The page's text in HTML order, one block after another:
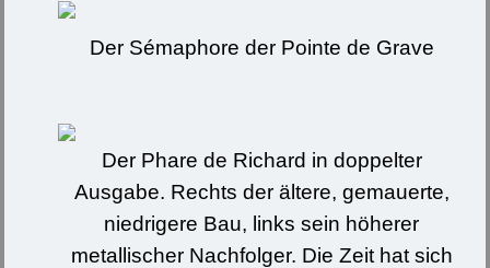
Der Sémaphore der Pointe de Grave
Der Phare de Richard in doppelter
Ausgabe. Rechts der ältere, gemauerte,
niedrigere Bau, links sein höherer
metallischer Nachfolger. Die Zeit hat sich